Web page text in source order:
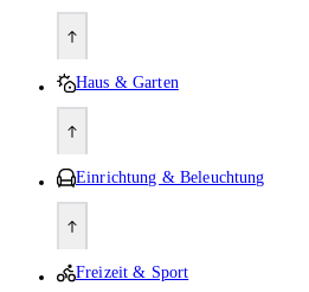
Haus & Garten
Einrichtung & Beleuchtung
Freizeit & Sport